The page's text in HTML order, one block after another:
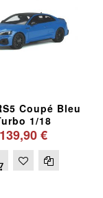
Coupé Bleu
1/18
139,90 €